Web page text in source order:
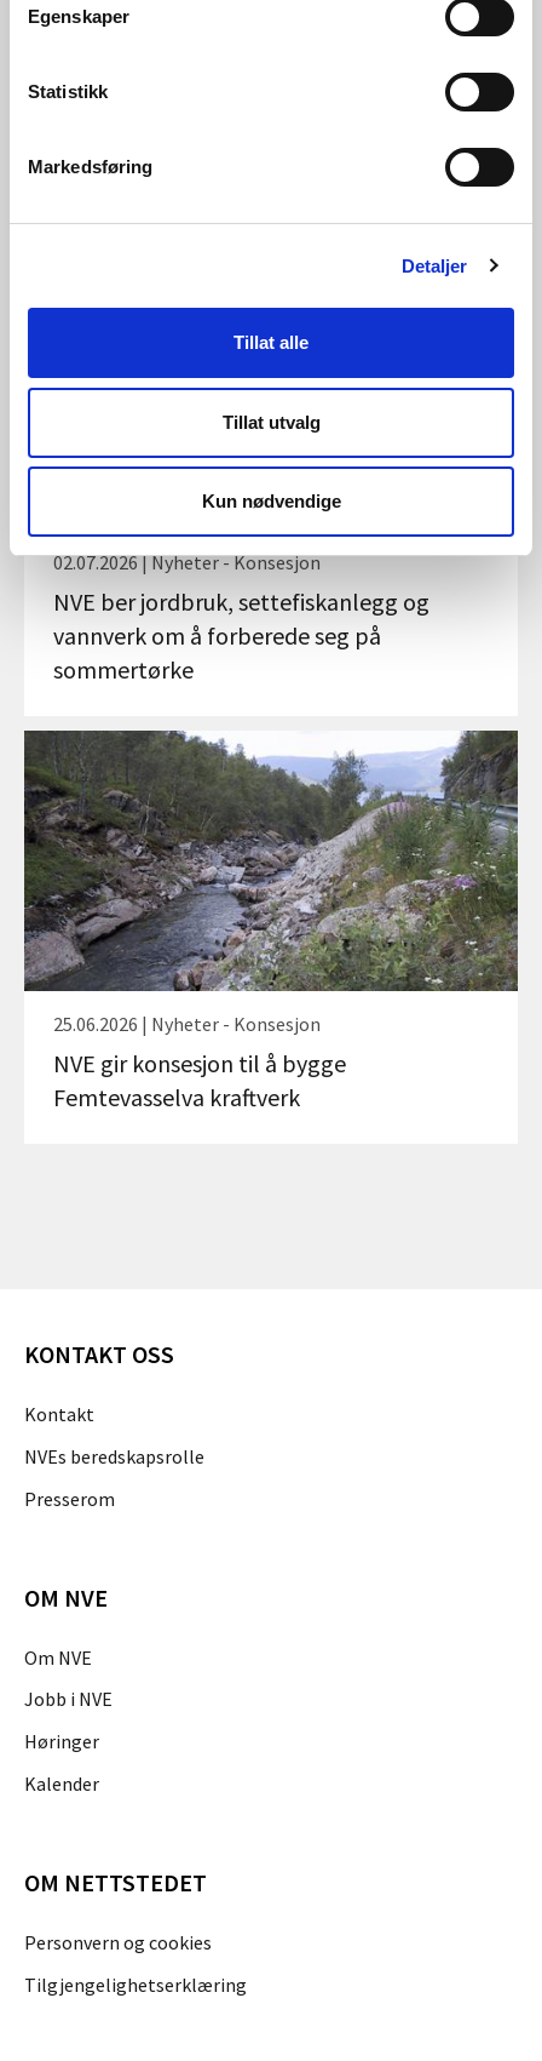
Egenskaper
Statistikk
Markedsføring
Detaljer
Tillat alle
Tillat utvalg
Kun nødvendige
Lede får bygge transformatorstasjon i
02.07.2026 | Nyheter - Konsesjon
NVE ber jordbruk, settefiskanlegg og
vannverk om å forberede seg på
sommertørke
25.06.2026 | Nyheter - Konsesjon
NVE gir konsesjon til å bygge
Femtevasselva kraftverk
KONTAKT OSS
Kontakt
NVEs beredskapsrolle
Presserom
OM NVE
Om NVE
Jobb i NVE
Høringer
Kalender
OM NETTSTEDET
Personvern og cookies
Tilgjengelighetserklæring